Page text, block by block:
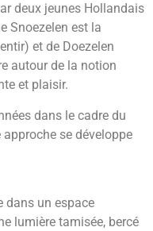
deux jeunes Hollandais
Snoezelen est la
et de Doezelen
autour de la notion
et plaisir.
dans le cadre du
se développe
dans un espace
lumière tamisée, bercé